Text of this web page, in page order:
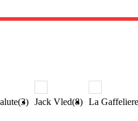
Jack Vled(8) La